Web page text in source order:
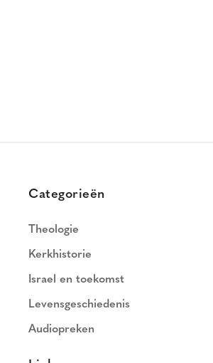
Categorieën
Theologie
Kerkhistorie
Israel en toekomst
Levensgeschiedenis
Audiopreken